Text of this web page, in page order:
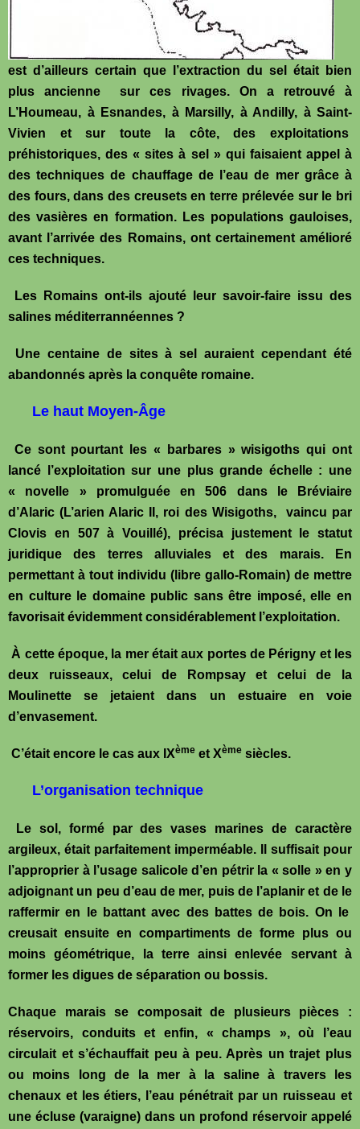
est d’ailleurs certain que l’extraction du sel était bien
plus ancienne sur ces rivages. On a retrouvé à
L’Houmeau, à Esnandes, à Marsilly, à Andilly, à Saint-
Vivien et sur toute la côte, des exploitations
préhistoriques, des « sites à sel » qui faisaient appel à
des techniques de chauffage de l’eau de mer grâce à
des fours, dans des creusets en terre prélevée sur le bri
des vasières en formation. Les populations gauloises,
avant l’arrivée des Romains, ont certainement amélioré
ces techniques.
Les Romains ont-ils ajouté leur savoir-faire issu des
salines méditerrannéennes ?
Une centaine de sites à sel auraient cependant été
abandonnés après la conquête romaine.
Le haut Moyen-Âge
Ce sont pourtant les « barbares » wisigoths qui ont
lancé l’exploitation sur une plus grande échelle : une
« novelle » promulguée en 506 dans le Bréviaire
d’Alaric (L’arien Alaric II, roi des Wisigoths, vaincu par
Clovis en 507 à Vouillé), précisa justement le statut
juridique des terres alluviales et des marais. En
permettant à tout individu (libre gallo-Romain) de mettre
en culture le domaine public sans être imposé, elle en
favorisait évidemment considérablement l’exploitation.
À cette époque, la mer était aux portes de Périgny et les
deux ruisseaux, celui de Rompsay et celui de la
Moulinette se jetaient dans un estuaire en voie
d’envasement.
C’était encore le cas aux IXème et Xème siècles.
L’organisation technique
Le sol, formé par des vases marines de caractère
argileux, était parfaitement imperméable. Il suffisait pour
l’approprier à l’usage salicole d’en pétrir la « solle » en y
adjoignant un peu d’eau de mer, puis de l’aplanir et de le
raffermir en le battant avec des battes de bois. On le
creusait ensuite en compartiments de forme plus ou
moins géométrique, la terre ainsi enlevée servant à
former les digues de séparation ou bossis.
Chaque marais se composait de plusieurs pièces :
réservoirs, conduits et enfin, « champs », où l’eau
circulait et s’échauffait peu à peu. Après un trajet plus
ou moins long de la mer à la saline à travers les
chenaux et les étiers, l’eau pénétrait par un ruisseau et
une écluse (varaigne) dans un profond réservoir appelé